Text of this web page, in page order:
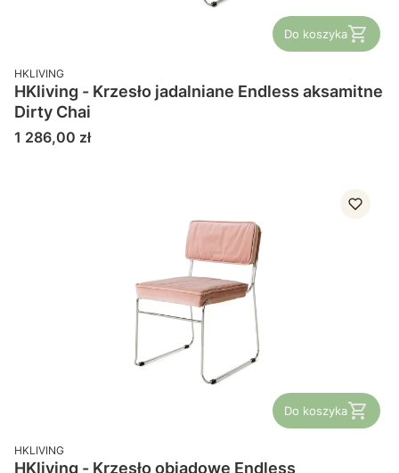
Do koszyka
PRODUCENT
HKLIVING
HKliving - Krzesło jadalniane Endless aksamitne
Dirty Chai
Cena
1 286,00 zł
Do koszyka
PRODUCENT
HKLIVING
HKliving - Krzesło obiadowe Endless